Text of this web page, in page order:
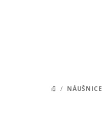
DOMŮ
/ NÁUŠNICE